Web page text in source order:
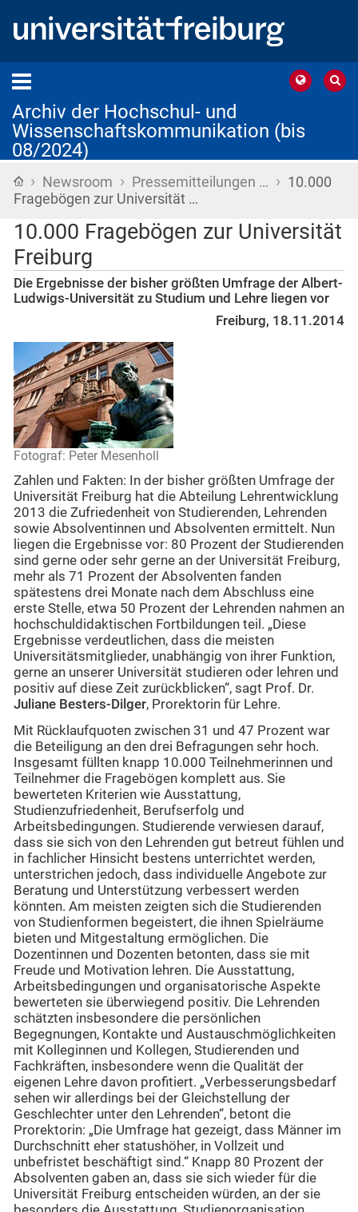
Archiv der Hochschul- und
Wissenschaftskommunikation (bis
08/2024)
Startseite
› Newsroom › Pressemitteilungen … › 10.000
Fragebögen zur Universität …
10.000 Fragebögen zur Universität
Freiburg
Die Ergebnisse der bisher größten Umfrage der Albert-
Ludwigs-Universität zu Studium und Lehre liegen vor
Freiburg, 18.11.2014
Fotograf: Peter Mesenholl
Zahlen und Fakten: In der bisher größten Umfrage der
Universität Freiburg hat die Abteilung Lehrentwicklung
2013 die Zufriedenheit von Studierenden, Lehrenden
sowie Absolventinnen und Absolventen ermittelt. Nun
liegen die Ergebnisse vor: 80 Prozent der Studierenden
sind gerne oder sehr gerne an der Universität Freiburg,
mehr als 71 Prozent der Absolventen fanden
spätestens drei Monate nach dem Abschluss eine
erste Stelle, etwa 50 Prozent der Lehrenden nahmen an
hochschuldidaktischen Fortbildungen teil. „Diese
Ergebnisse verdeutlichen, dass die meisten
Universitätsmitglieder, unabhängig von ihrer Funktion,
gerne an unserer Universität studieren oder lehren und
positiv auf diese Zeit zurückblicken“, sagt Prof. Dr.
Juliane Besters-Dilger, Prorektorin für Lehre.
Mit Rücklaufquoten zwischen 31 und 47 Prozent war
die Beteiligung an den drei Befragungen sehr hoch.
Insgesamt füllten knapp 10.000 Teilnehmerinnen und
Teilnehmer die Fragebögen komplett aus. Sie
bewerteten Kriterien wie Ausstattung,
Studienzufriedenheit, Berufserfolg und
Arbeitsbedingungen. Studierende verwiesen darauf,
dass sie sich von den Lehrenden gut betreut fühlen und
in fachlicher Hinsicht bestens unterrichtet werden,
unterstrichen jedoch, dass individuelle Angebote zur
Beratung und Unterstützung verbessert werden
könnten. Am meisten zeigten sich die Studierenden
von Studienformen begeistert, die ihnen Spielräume
bieten und Mitgestaltung ermöglichen. Die
Dozentinnen und Dozenten betonten, dass sie mit
Freude und Motivation lehren. Die Ausstattung,
Arbeitsbedingungen und organisatorische Aspekte
bewerteten sie überwiegend positiv. Die Lehrenden
schätzten insbesondere die persönlichen
Begegnungen, Kontakte und Austauschmöglichkeiten
mit Kolleginnen und Kollegen, Studierenden und
Fachkräften, insbesondere wenn die Qualität der
eigenen Lehre davon profitiert. „Verbesserungsbedarf
sehen wir allerdings bei der Gleichstellung der
Geschlechter unter den Lehrenden“, betont die
Prorektorin: „Die Umfrage hat gezeigt, dass Männer im
Durchschnitt eher statushöher, in Vollzeit und
unbefristet beschäftigt sind.“ Knapp 80 Prozent der
Absolventen gaben an, dass sie sich wieder für die
Universität Freiburg entscheiden würden, an der sie